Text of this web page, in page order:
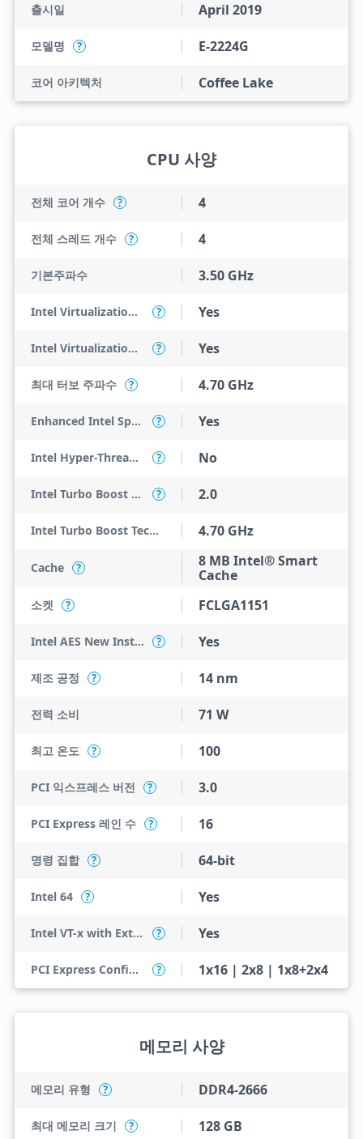
출시일 April 2019
모델명 ? E-2224G
코어 아키텍처 Coffee Lake
CPU 사양
전체 코어 개수 ? 4
전체 스레드 개수 ? 4
기본주파수 3.50 GHz
Intel Virtualization Technology (VT-x) ? Yes
Intel Virtualization Technology for Directed I/O (VT-d) ? Yes
최대 터보 주파수 ? 4.70 GHz
Enhanced Intel SpeedStep Technology ? Yes
Intel Hyper-Threading Technology ? No
Intel Turbo Boost Technology ? 2.0
Intel Turbo Boost Technology 2.0 Frequency 4.70 GHz
Cache ?
8 MB Intel® Smart
Cache
소켓 ? FCLGA1151
Intel AES New Instructions ? Yes
제조 공정 ? 14 nm
전력 소비 71 W
최고 온도 ? 100
PCI 익스프레스 버전 ? 3.0
PCI Express 레인 수 ? 16
명령 집합 ? 64-bit
Intel 64 ? Yes
Intel VT-x with Extended Page Tables (EPT) ? Yes
PCI Express Configurations ? 1x16 | 2x8 | 1x8+2x4
메모리 사양
메모리 유형 ? DDR4-2666
최대 메모리 크기 ? 128 GB